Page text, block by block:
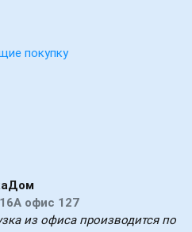
покупку
офис 127
из офиса производится по